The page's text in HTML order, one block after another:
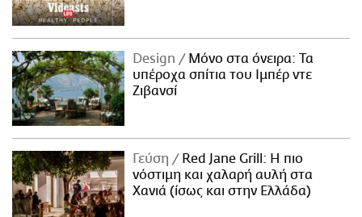
Design
Μόνο στα όνειρα: Τα
υπέροχα σπίτια του Ιμπέρ ντε
Ζιβανσί
Γεύση
Red Jane Grill: Η πιο
νόστιμη και χαλαρή αυλή στα
Χανιά (ίσως και στην Ελλάδα)